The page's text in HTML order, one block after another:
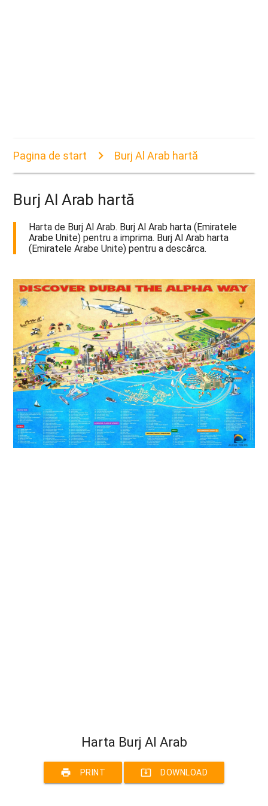
Pagina de start Burj Al Arab hartă
Burj Al Arab hartă
Harta de Burj Al Arab. Burj Al Arab harta (Emiratele
Arabe Unite) pentru a imprima. Burj Al Arab harta
(Emiratele Arabe Unite) pentru a descărca.
Harta Burj Al Arab
print PRINT system_update_alt DOWNLOAD